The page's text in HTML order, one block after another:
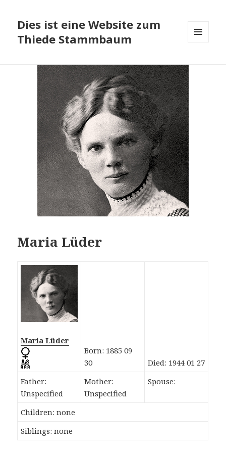
Dies ist eine Website zum
Thiede Stammbaum
WIDGETS
Maria Lüder
Maria Lüder
Born: 1885 09
30
Died: 1944 01 27
Father:
Unspecified
Mother:
Unspecified
Spouse:
Children: none
Siblings: none